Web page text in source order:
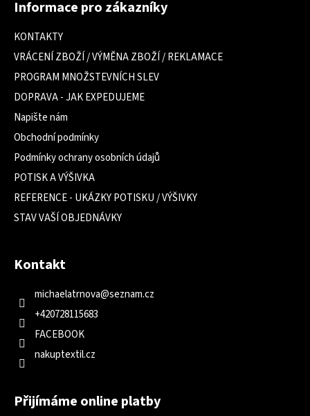
Informace pro zákazníky
KONTAKTY
VRÁCENÍ ZBOŽÍ / VÝMĚNA ZBOŽÍ / REKLAMACE
PROGRAM MNOŽSTEVNÍCH SLEV
DOPRAVA - JAK EXPEDUJEME
Napište nám
Obchodní podmínky
Podmínky ochrany osobních údajů
POTISK A VÝŠIVKA
REFERENCE - UKÁZKY POTISKU / VÝŠIVKY
STAV VAŠÍ OBJEDNÁVKY
Kontakt
michaelatrnova@seznam.cz
+420728115683
FACEBOOK
nakuptextil.cz
Přijímáme online platby